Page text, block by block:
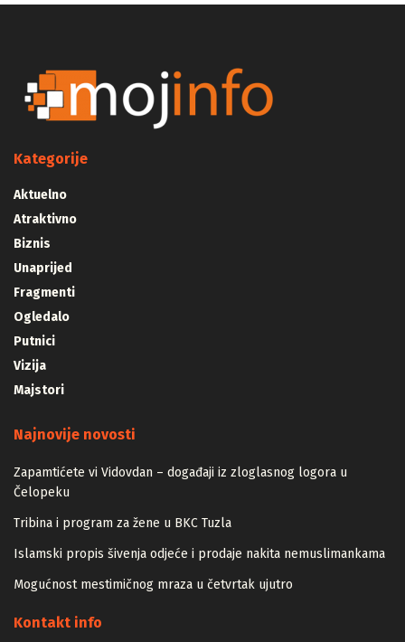
Kategorije
Aktuelno
Atraktivno
Biznis
Unaprijed
Fragmenti
Ogledalo
Putnici
Vizija
Majstori
Najnovije novosti
Zapamtićete vi Vidovdan – događaji iz zloglasnog logora u
Čelopeku
Tribina i program za žene u BKC Tuzla
Islamski propis šivenja odjeće i prodaje nakita nemuslimankama
Mogućnost mestimičnog mraza u četvrtak ujutro
Kontakt info